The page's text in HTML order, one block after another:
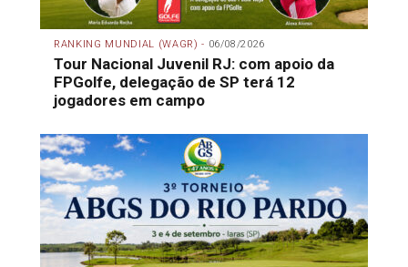
RANKING MUNDIAL (WAGR) - 06/08/2026
Tour Nacional Juvenil RJ: com apoio da
FPGolfe, delegação de SP terá 12
jogadores em campo